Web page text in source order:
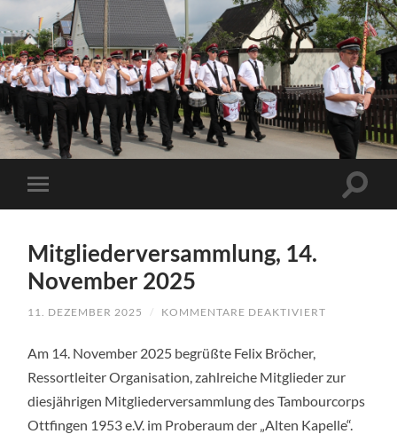
Mitgliederversammlung, 14.
November 2025
11. DEZEMBER 2025 / KOMMENTARE DEAKTIVIERT
Am 14. November 2025 begrüßte Felix Bröcher,
Ressortleiter Organisation, zahlreiche Mitglieder zur
diesjährigen Mitgliederversammlung des Tambourcorps
Ottfingen 1953 e.V. im Proberaum der „Alten Kapelle“.